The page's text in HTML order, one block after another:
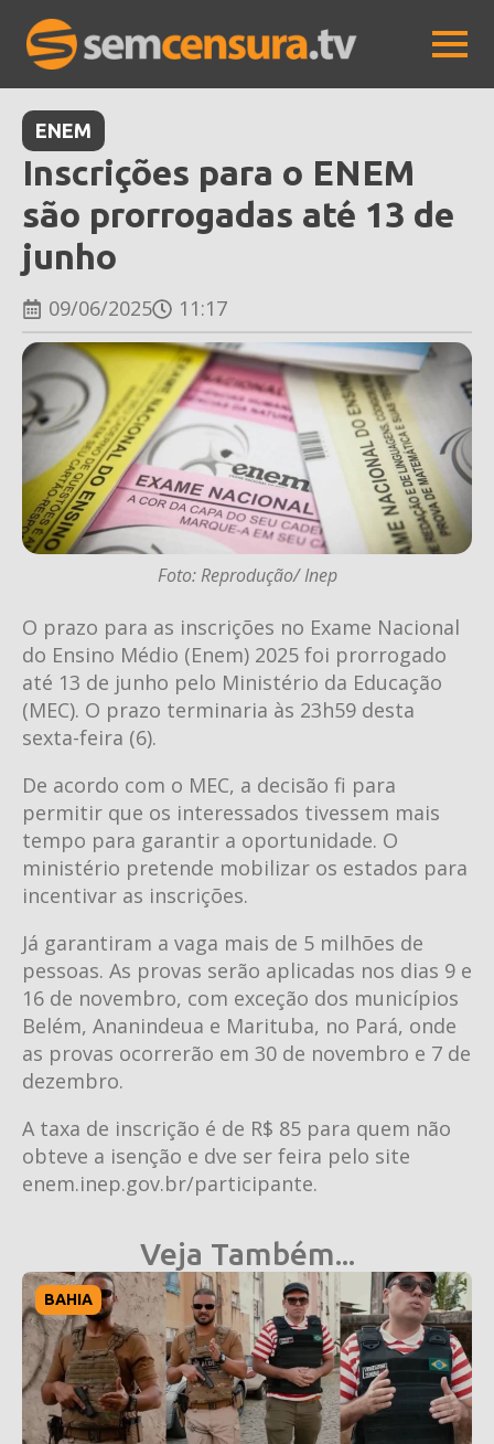
ENEM
Inscrições para o ENEM
são prorrogadas até 13 de
junho
09/06/2025 11:17
Foto: Reprodução/ Inep
O prazo para as inscrições no Exame Nacional
do Ensino Médio (Enem) 2025 foi prorrogado
até 13 de junho pelo Ministério da Educação
(MEC). O prazo terminaria às 23h59 desta
sexta-feira (6).
De acordo com o MEC, a decisão fi para
permitir que os interessados tivessem mais
tempo para garantir a oportunidade. O
ministério pretende mobilizar os estados para
incentivar as inscrições.
Já garantiram a vaga mais de 5 milhões de
pessoas. As provas serão aplicadas nos dias 9 e
16 de novembro, com exceção dos municípios
Belém, Ananindeua e Marituba, no Pará, onde
as provas ocorrerão em 30 de novembro e 7 de
dezembro.
A taxa de inscrição é de R$ 85 para quem não
obteve a isenção e dve ser feira pelo site
enem.inep.gov.br/participante.
Veja Também...
BAHIA